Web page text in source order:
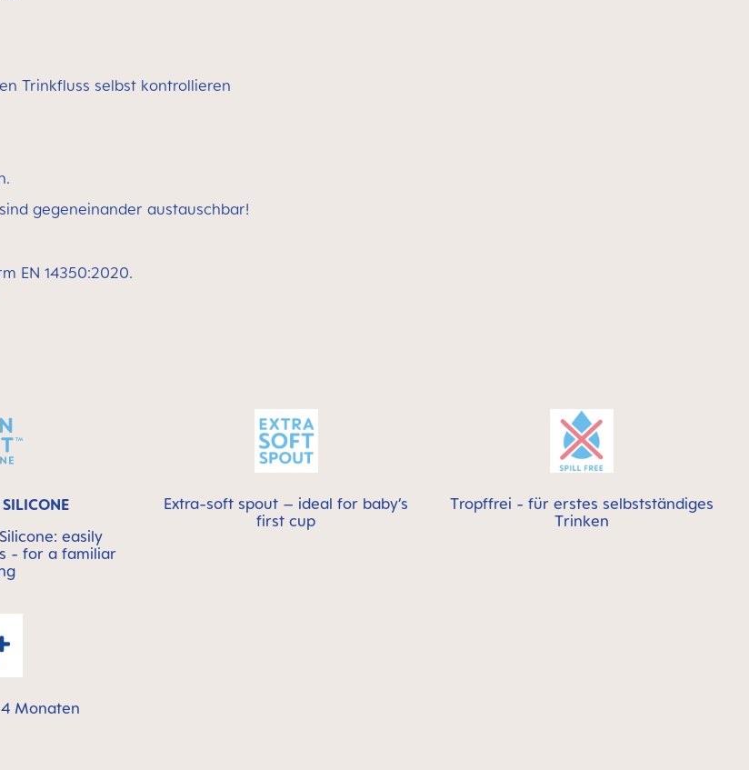
Trinkfluss selbst kontrollieren
gegeneinander austauschbar!
EN 14350:2020.
easily
- for a familiar
Extra-soft spout – ideal for baby’s
first cup
Tropffrei - für erstes selbstständiges
Trinken
Monaten